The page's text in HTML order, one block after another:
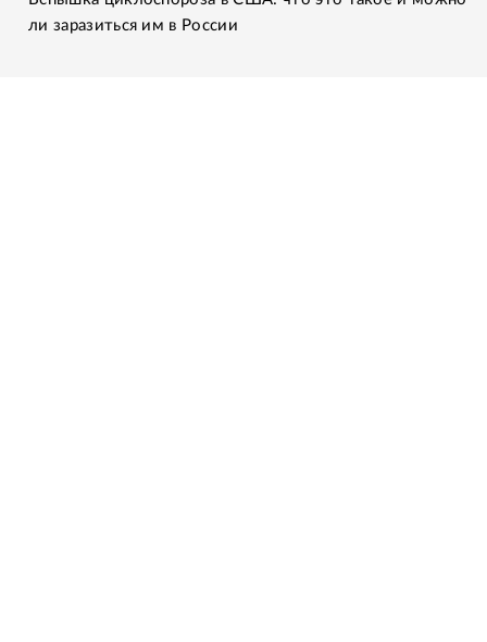
ли заразиться им в России